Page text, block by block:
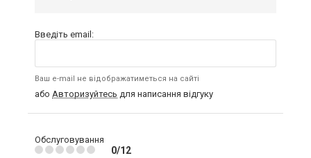
Введіть email:
Ваш e-mail не відображатиметься на сайті
або Авторизуйтесь для написання відгуку
Обслуговування
0/12